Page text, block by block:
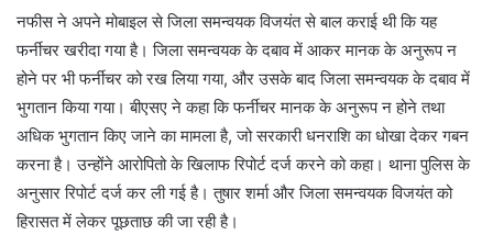
नफीस ने अपने मोबाइल से जिला समन्वयक विजयंत से बाल कराई थी कि यह
फर्नीचर खरीदा गया है। जिला समन्वयक के दबाव में आकर मानक के अनुरूप न
होने पर भी फर्नीचर को रख लिया गया, और उसके बाद जिला समन्वयक के दबाव में
भुगतान किया गया। बीएसए ने कहा कि फर्नीचर मानक के अनुरूप न होने तथा
अधिक भुगतान किए जाने का मामला है, जो सरकारी धनराशि का धोखा देकर गबन
करना है। उन्होंने आरोपितो के खिलाफ रिपोर्ट दर्ज करने को कहा। थाना पुलिस के
अनुसार रिपोर्ट दर्ज कर ली गई है। तुषार शर्मा और जिला समन्वयक विजयंत को
हिरासत में लेकर पूछताछ की जा रही है।